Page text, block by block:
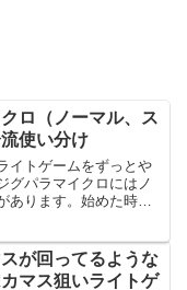
ロ（ノーマル、ス
使い分け
イトゲームをずっとや
グパラマイクロにはノ
あります。始めた時は
とあまり釣れず、スリ
す。全...
が回ってるような
マス狙いライトゲ